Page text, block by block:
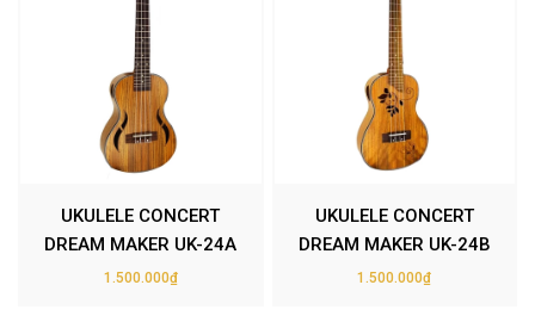
UKULELE CONCERT
DREAM MAKER UK-24A
1.500.000₫
UKULELE CONCERT
DREAM MAKER UK-24B
1.500.000₫